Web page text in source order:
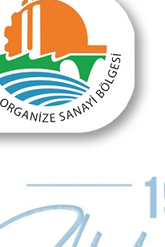
E-mail Adresiniz (zorunlu
Telefon (zorunlu değil)